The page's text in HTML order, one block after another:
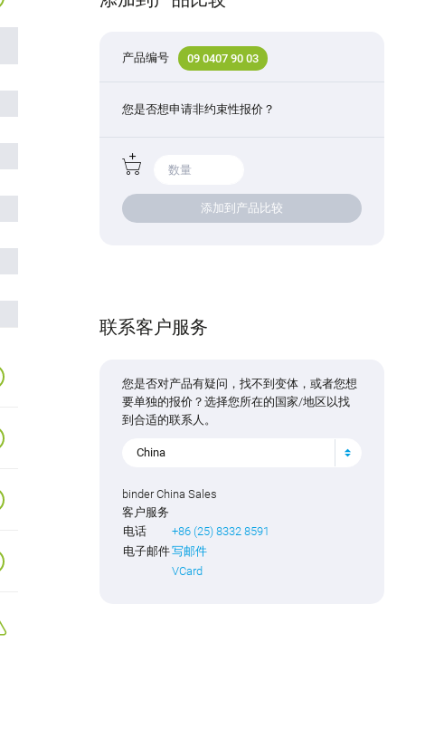
产品编号 09 0407 90 03
您是否想申请非约束性报价？
添加到产品比较
联系客户服务
您是否对产品有疑问，找不到变体，或者您想
要单独的报价？选择您所在的国家/地区以找
到合适的联系人。
China
binder China Sales
客户服务
电话
+86 (25) 8332 8591
电子邮件写邮件
VCard